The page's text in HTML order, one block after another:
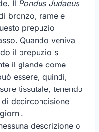
Il Pondus Judaeus
bronzo, rame e
prepuzio
Quando veniva
il prepuzio si
il glande come
essere, quindi,
tissutale, tenendo
decirconcisione
descrizione o